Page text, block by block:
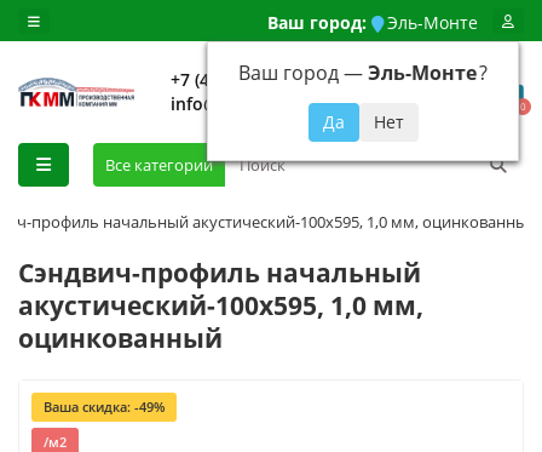
Ваш город: Эль-Монте
Ваш город —Эль-Монте?
+7 (499) 648-92-94
info@evroshtaketnikmoskva.ru
0
Все категории
профиль начальный акустический-100х595, 1,0 мм, оцинкованный
Сэндвич-профиль начальный
акустический-100х595, 1,0 мм,
оцинкованный
Ваша скидка: -49%
/м2